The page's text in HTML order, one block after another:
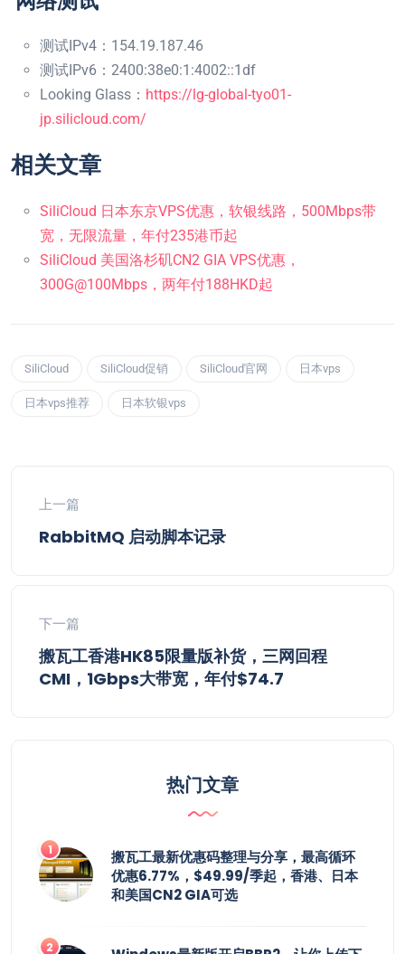
测试IPv4：154.19.187.46
测试IPv6：2400:38e0:1:4002::1df
Looking Glass： https://lg-global-tyo01-
jp.silicloud.com/
相关文章
SiliCloud 日本东京VPS优惠，软银线路，500Mbps带
宽，无限流量，年付235港币起
SiliCloud 美国洛杉矶CN2 GIA VPS优惠，
300G@100Mbps，两年付188HKD起
SiliCloud SiliCloud促销 SiliCloud官网 日本vps
日本vps推荐 日本软银vps
上一篇
RabbitMQ 启动脚本记录
下一篇
搬瓦工香港HK85限量版补货，三网回程
CMI，1Gbps大带宽，年付$74.7
热门文章
搬瓦工最新优惠码整理与分享，最高循环
优惠6.77%，$49.99/季起，香港、日本
和美国CN2 GIA可选